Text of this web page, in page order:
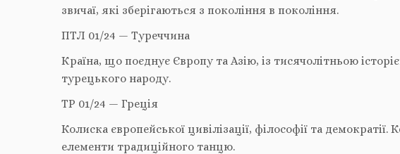
звичаї, які зберігаються з покоління в покоління.
ПТЛ 01/24 — Туреччина
Країна, що поєднує Європу та Азію, із тисячолітньою
турецького народу.
ТР 01/24 — Греція
Колиска європейської цивілізації, філософії та
елементи традиційного танцю.